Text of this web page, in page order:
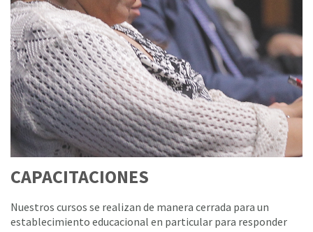
CAPACITACIONES
Nuestros cursos se realizan de manera cerrada para un
establecimiento educacional en particular para responder